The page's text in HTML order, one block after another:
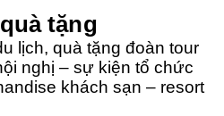
tặng
lịch, quà tặng đoàn tour
nghị – sự kiện tổ chức
khách sạn – resort